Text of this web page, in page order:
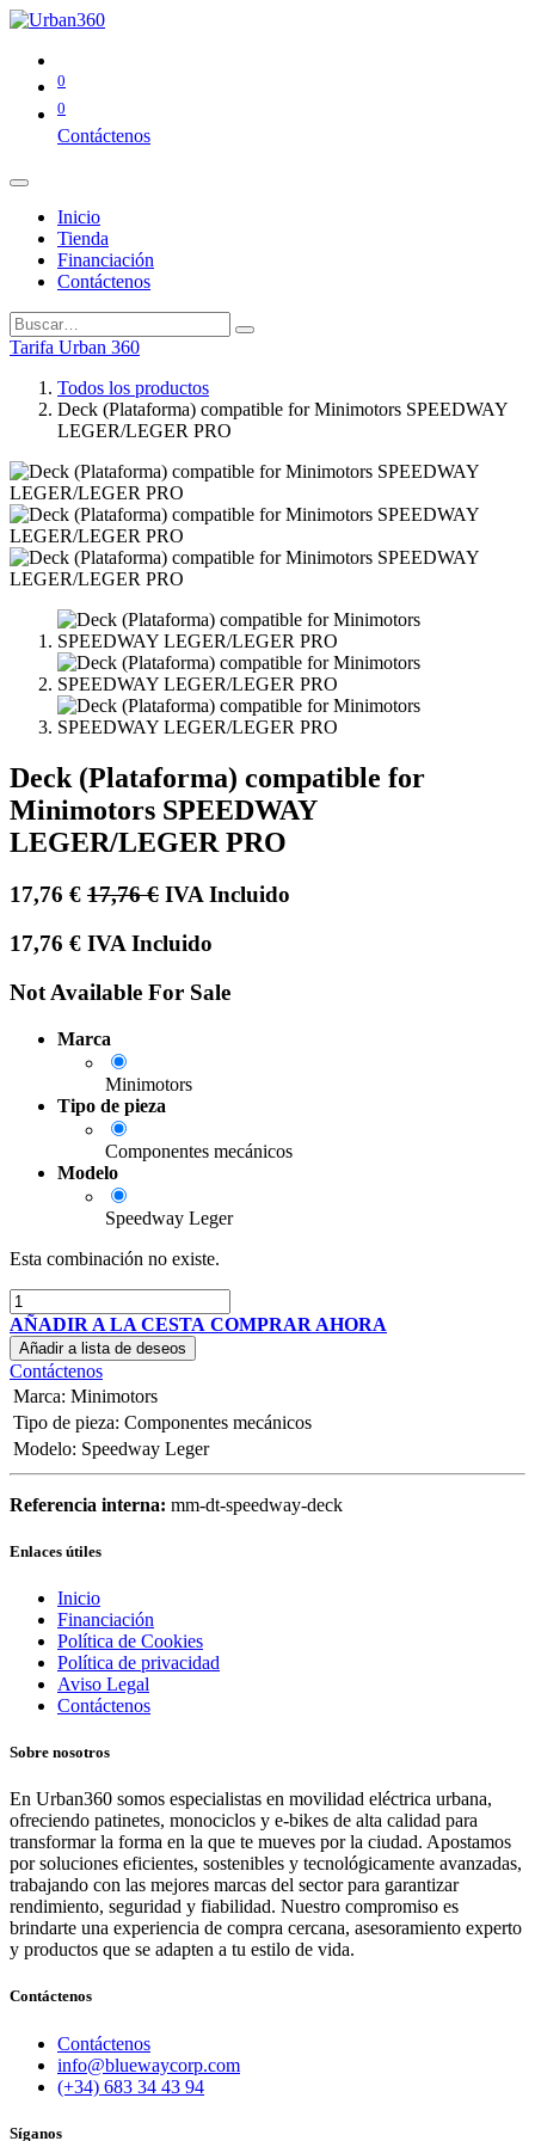
0
0
Contáctenos
Inicio
Tienda
Financiación
Contáctenos
Tarifa Urban 360
Todos los productos
Deck (Plataforma) compatible for Minimotors SPEEDWAY
LEGER/LEGER PRO
Deck (Plataforma) compatible for
Minimotors SPEEDWAY
LEGER/LEGER PRO
17,76 € 17,76€ IVA Incluido
17,76 € IVA Incluido
Not Available For Sale
Marca
Minimotors
Tipo de pieza
Componentes mecánicos
Modelo
Speedway Leger
Esta combinación no existe.
AÑADIR A LA CESTA COMPRAR AHORA
Añadir a lista de deseos
Contáctenos
Marca: Minimotors
Tipo de pieza: Componentes mecánicos
Modelo: Speedway Leger
Referencia interna: mm-dt-speedway-deck
Enlaces útiles
Inicio
Financiación
Política de Cookies
Política de privacidad
Aviso Legal
Contáctenos
Sobre nosotros
En Urban360 somos especialistas en movilidad eléctrica urbana,
ofreciendo patinetes, monociclos y e-bikes de alta calidad para
transformar la forma en la que te mueves por la ciudad. Apostamos
por soluciones eficientes, sostenibles y tecnológicamente avanzadas,
trabajando con las mejores marcas del sector para garantizar
rendimiento, seguridad y fiabilidad. Nuestro compromiso es
brindarte una experiencia de compra cercana, asesoramiento experto
y productos que se adapten a tu estilo de vida.
Contáctenos
Contáctenos
info@bluewaycorp.com
(+34) 683 34 43 94
Síganos